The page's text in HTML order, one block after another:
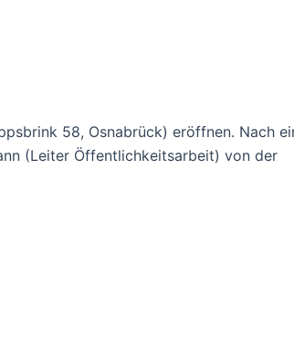
58, Osnabrück) eröffnen. Nach
(Leiter Öffentlichkeitsarbeit) von der